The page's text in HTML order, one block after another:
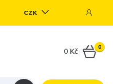
CZK
0
0 Kč